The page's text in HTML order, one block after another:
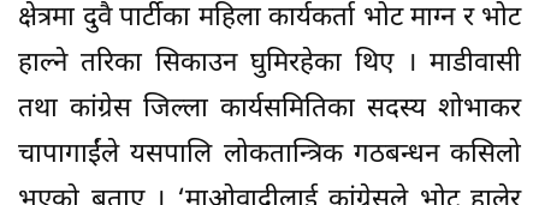
क्षेत्रमा दुवै पार्टीका महिला कार्यकर्ता भोट माग्न र भोट
हाल्ने तरिका सिकाउन घुमिरहेका थिए । माडीवासी
तथा कांग्रेस जिल्ला कार्यसमितिका सदस्य शोभाकर
चापागाईंले यसपालि लोकतान्त्रिक गठबन्धन कसिलो